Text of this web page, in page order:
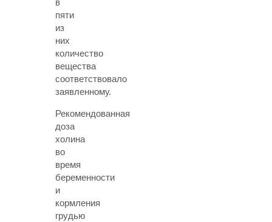
в
пяти
из
них
количество
вещества
соответствовало
заявленному.
Рекомендованная
доза
холина
во
время
беременности
и
кормления
грудью